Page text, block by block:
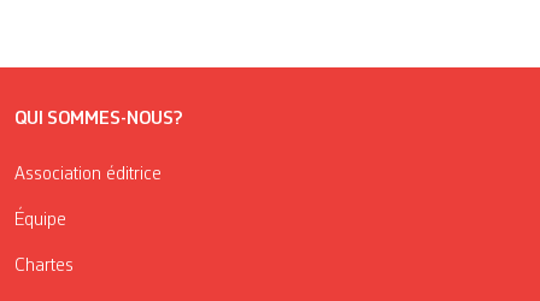
QUI SOMMES-NOUS?
Association éditrice
Équipe
Chartes